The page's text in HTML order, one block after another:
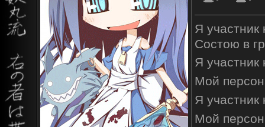
Я участник
Состою в
Я участник
Мой
Я участник
Мой